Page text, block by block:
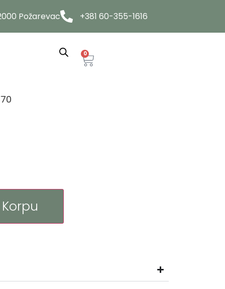
Požarevac +381 60-355-1616
0